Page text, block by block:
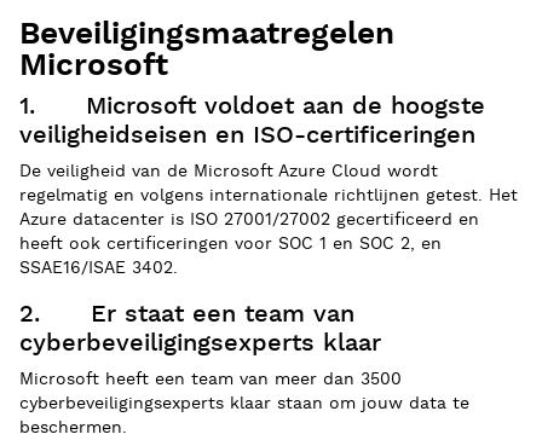
Beveiligingsmaatregelen
Microsoft
1. Microsoft voldoet aan de hoogste
veiligheidseisen en ISO-certificeringen
De veiligheid van de Microsoft Azure Cloud wordt
regelmatig en volgens internationale richtlijnen getest. Het
Azure datacenter is ISO 27001/27002 gecertificeerd en
heeft ook certificeringen voor SOC 1 en SOC 2, en
SSAE16/ISAE 3402.
2. Er staat een team van
cyberbeveiligingsexperts klaar
Microsoft heeft een team van meer dan 3500
cyberbeveiligingsexperts klaar staan om jouw data te
beschermen.